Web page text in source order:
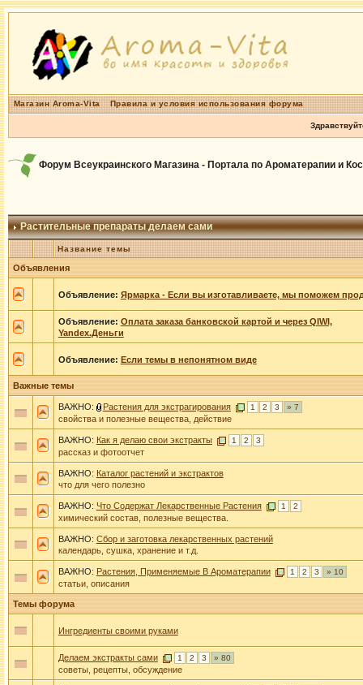
Магазин Aroma-Vita Правила и условия использования форума
Форум Всеукраинского Магазина - Портала по Ароматерапии и
Растительные препараты делаем сами
Название темы
Объявления
Объявление: Ярмарка - Если вы изготавливаете, мы поможем
Объявление: Оплата заказа банковской картой и через QIWI,
Yandex.Деньги
Объявление: Если темы в непонятном виде
Важные темы
ВАЖНО: Растения для экстрагирования 1 2 3 » 7
свойства и полезные вещества, действие
ВАЖНО: Как я делаю свои экстракты 1 2 3
рассказ и фотоотчет
ВАЖНО: Каталог растений и экстрактов
что для чего полезно
ВАЖНО: Что Содержат Лекарственные Растения 1 2
химический состав, полезные вещества.
ВАЖНО: Сбор и заготовка лекарственных растений
календарь, сушка, хранение и т.д.
ВАЖНО: Растения, Применяемые В Ароматерапии 1 2 3 » 10
статьи, описания
Темы форума
Ингредиенты своими руками
Делаем экстракты сами 1 2 3 » 80
советы, рецепты, обсуждение